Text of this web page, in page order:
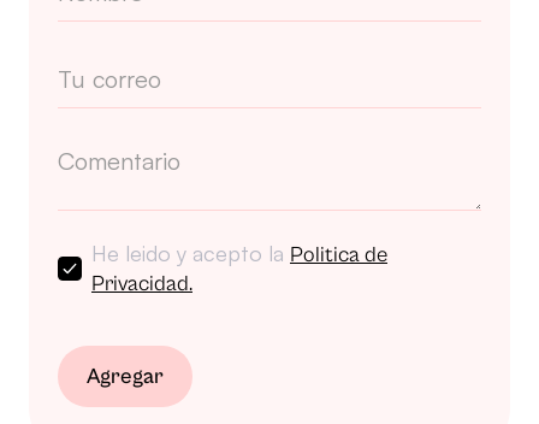
He leido y acepto la Politica de
Privacidad.
Agregar